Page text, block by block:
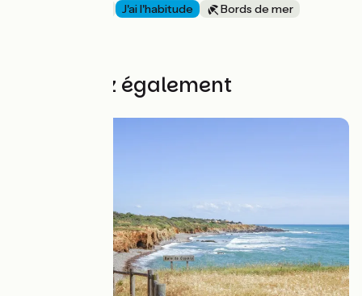
J'ai l'habitude
Bords de mer
Découvrez également